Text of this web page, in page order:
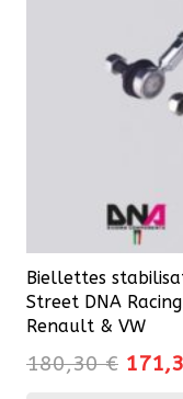
Biellettes
Street DNA
Renault & VW
180,30€ Le